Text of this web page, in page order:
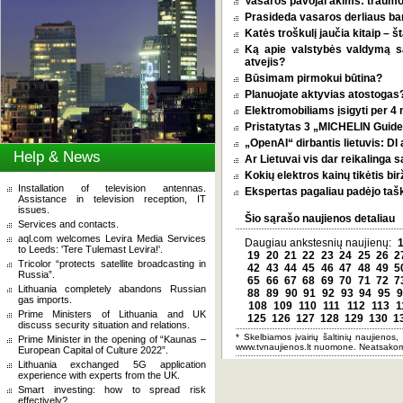
Help & News
Installation of television antennas.
Assistance in television reception, IT
issues.
Services and contacts.
aql.com welcomes Levira Media Services
to Leeds: 'Tere Tulemast Levira!'.
Tricolor “protects satellite broadcasting in
Russia”.
Lithuania completely abandons Russian
gas imports.
Prime Ministers of Lithuania and UK
discuss security situation and relations.
Prime Minister in the opening of “Kaunas –
European Capital of Culture 2022”.
Lithuania exchanged 5G application
experience with experts from the UK.
Smart investing: how to spread risk
effectively?
Prasideda vasaros derliaus
Katės troškulį jaučia kitaip –
Ką apie valstybės valdymą
atvejis?
Būsimam pirmokui būtina?
Planuojate aktyvias
Elektromobiliams įsigyti per 4
Pristatytas 3 „MICHELIN
„OpenAI“ dirbantis lietuvis:
Ar Lietuvai vis dar reikalinga
Kokių elektros kainų tikėtis
Ekspertas pagaliau padėjo
Šio sąrašo naujienos detaliau
Daugiau ankstesnių naujienų: 1
19 20 21 22 23 24 25 26
42 43 44 45 46 47 48 49
65 66 67 68 69 70 71 72
88 89 90 91 92 93 94 95
108 109 110 111 112 113
125 126 127 128 129 130
* Skelbiamos įvairių šaltinių
www.tvnaujienos.lt nuomone.